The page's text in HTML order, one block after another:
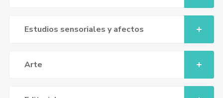
Estudios sensoriales y afectos
Arte